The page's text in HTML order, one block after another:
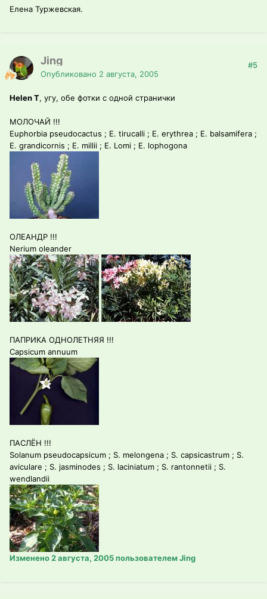
Елена Туржевская.
Jing
Опубликовано 2 августа, 2005
#5
Helen T, угу, обе фотки с одной странички
МОЛОЧАЙ !!!
Euphorbia pseudocactus ; E. tirucalli ; E. erythrea ; E. balsamifera ;
E. grandicornis ; E. millii ; E. Lomi ; E. lophogona
ОЛЕАНДР !!!
Nerium oleander
ПАПРИКА ОДНОЛЕТНЯЯ !!!
Capsicum annuum
ПАСЛЁН !!!
Solanum pseudocapsicum ; S. melongena ; S. capsicastrum ; S.
aviculare ; S. jasminodes ; S. laciniatum ; S. rantonnetii ; S.
wendlandii
Изменено2 августа, 2005пользователем Jing